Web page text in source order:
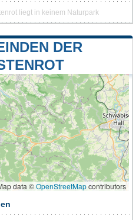
liegt in keinem Naturpark
DER
data ©OpenStreetMapcontributors